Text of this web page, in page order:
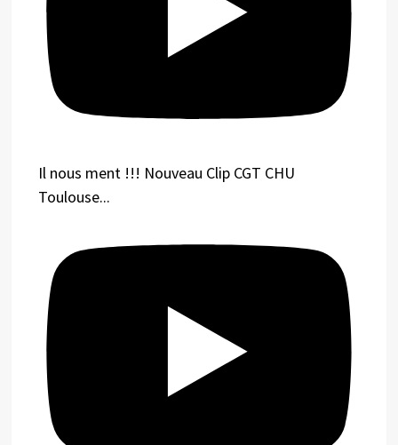
Il nous ment !!! Nouveau Clip CGT CHU
Toulouse...